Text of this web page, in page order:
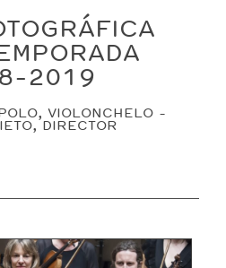
2019
VIOLONCHELO -
DIRECTOR